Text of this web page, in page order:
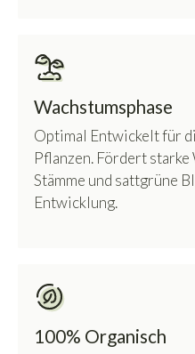
Wachstumsphase
Optimal Entwickelt für
Pflanzen. Fördert
Stämme und sattgrüne
Entwicklung.
100% Organisch